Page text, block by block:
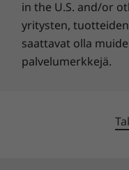
tietoturvamme
tietosi ja
EPEAT Gold*
Forest Stewardship
TCO 9
in the U.S. and/or
yritysten,
saattavat olla
palvelumerkkejä.